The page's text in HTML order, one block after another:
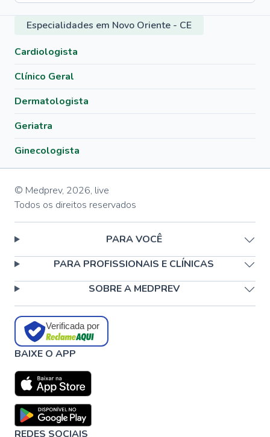
Especialidades em Novo Oriente - CE
Cardiologista
Clínico Geral
Dermatologista
Geriatra
Ginecologista
© Medprev, 2026, live
Todos os direitos reservados
PARA VOCÊ
PARA PROFISSIONAIS E CLÍNICAS
SOBRE A MEDPREV
Verificada por
BAIXE O APP
REDES SOCIAIS